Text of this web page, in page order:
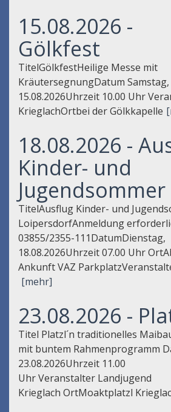
15.08.2026 -
Gölkfest
TitelGölkfestHeilige Messe mit
KräutersegnungDatum Samstag,
15.08.2026Uhrzeit 10.00 Uhr
KrieglachOrtbei der Gölkkapelle
18.08.2026 -
Kinder- und
Jugendsommer
TitelAusflug Kinder- und
LoipersdorfAnmeldung
03855/2355-111DatumDienstag,
18.08.2026Uhrzeit 07.00 Uhr
Ankunft VAZ
[mehr]
23.08.2026 -
Titel Platzl´n traditionelles
mit buntem Rahmenprogramm
23.08.2026Uhrzeit 11.00
Uhr Veranstalter Landjugend
Krieglach OrtMoaktplatzl